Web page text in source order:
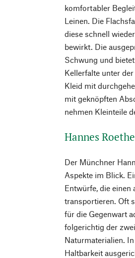
komfortabler
Leinen. Die
diese schnell
bewirkt. Die
Schwung und
Kellerfalte unter
Kleid mit
mit geknöpften
nehmen Kleinteile
Hannes
Der Münchner
Aspekte im Blick.
Entwürfe, die einen
transportieren. Oft
für die Gegenwart
folgerichtig der
Naturmaterialien.
Haltbarkeit